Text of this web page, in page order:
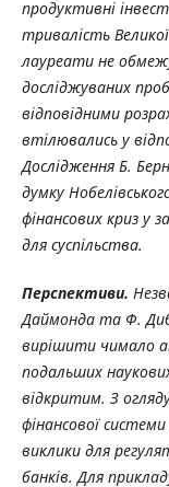
продуктивні
тривалість
лауреати не
досліджуваних
відповідними
втілювались у
Дослідження Б.
думку
фінансових криз у
для суспільства.
Перспективи.
Даймонда та Ф.
вирішити чимало
подальших
відкритим. З
фінансової
виклики для
банків. Для